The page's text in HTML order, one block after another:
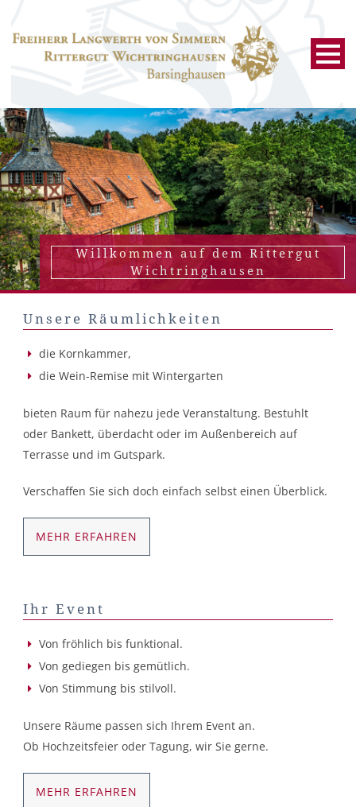
Willkommen auf dem Rittergut
Wichtringhausen
Unsere Räumlichkeiten
die Kornkammer,
die Wein-Remise mit Wintergarten
bieten Raum für nahezu jede Veranstaltung. Bestuhlt
oder Bankett, überdacht oder im Außenbereich auf
Terrasse und im Gutspark.
Verschaffen Sie sich doch einfach selbst einen Überblick.
MEHR ERFAHREN
Ihr Event
Von fröhlich bis funktional.
Von gediegen bis gemütlich.
Von Stimmung bis stilvoll.
Unsere Räume passen sich Ihrem Event an.
Ob Hochzeitsfeier oder Tagung, wir Sie gerne.
MEHR ERFAHREN